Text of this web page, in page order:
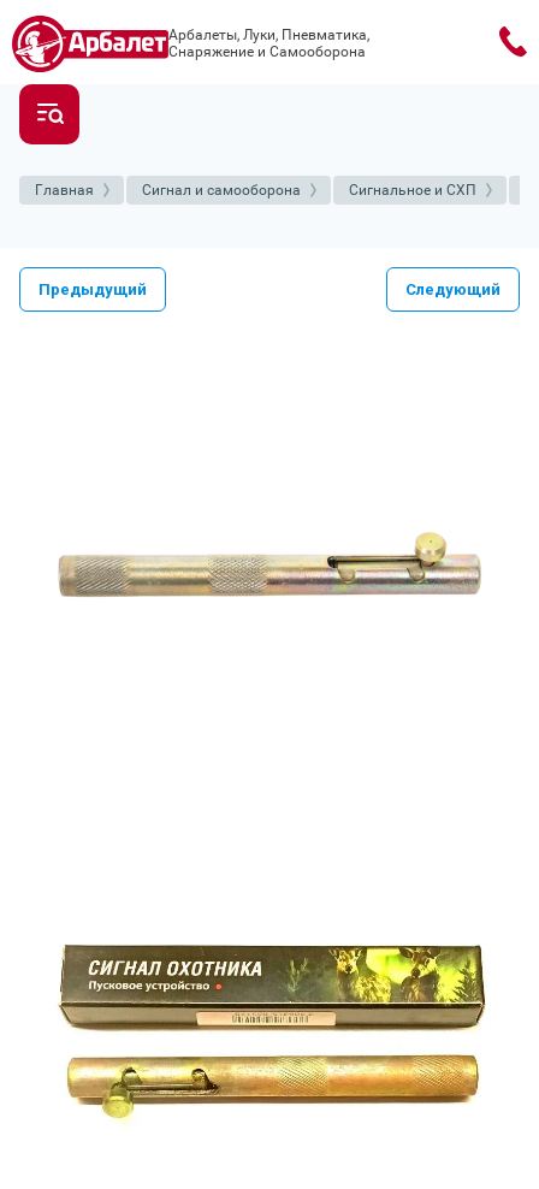
Арбалеты, Луки, Пневматика,
Снаряжение и Самооборона
Главная Сигнал и самооборона Сигнальное и СХП
Предыдущий Следующий